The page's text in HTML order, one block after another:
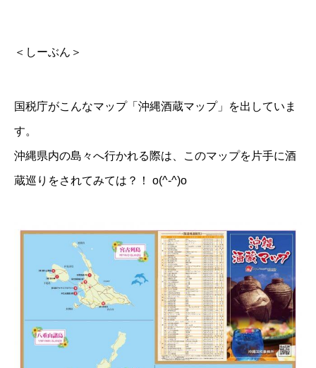
＜しーぶん＞
国税庁がこんなマップ「沖縄酒蔵マップ」を出していま
す。
沖縄県内の島々へ行かれる際は、このマップを片手に酒
蔵巡りをされてみては？！ o(^-^)o